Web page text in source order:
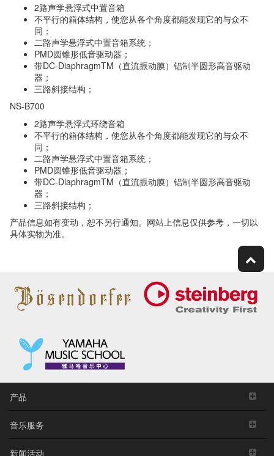
2路声学悬浮式中置音箱
不平行的箱体结构，使您从各个角度都能发现它的与众不
同；
二路声学悬浮式中置音箱系统；
PMD圆锥形低音驱动器；
带DC-DiaphragmTM（直流振动膜）铝制半圆形高音驱动
器；
三路斜接结构；
NS-B700
2路声学悬浮式环绕音箱
不平行的箱体结构，使您从各个角度都能发现它的与众不
同；
二路声学悬浮式中置音箱系统；
PMD圆锥形低音驱动器；
带DC-DiaphragmTM（直流振动膜）铝制半圆形高音驱动
器；
三路斜接结构；
产品信息如有变动，恕不另行通知。网站上信息仅供参考，一切以
具体实物为准。
产品
音乐服务
新闻活动